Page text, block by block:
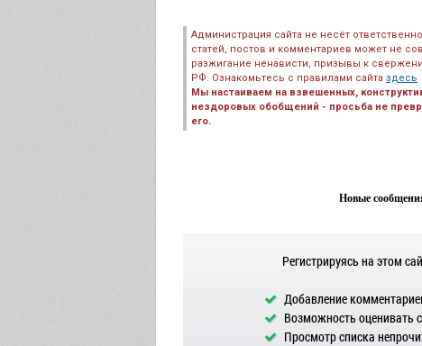
Администрация сайта не несёт
статей, постов и комментариев может не
разжигание ненависти, призывы к
РФ. Ознакомьтесь с правилами сайта здесь
Мы настаиваем на взвешенных,
нездоровых обобщений - просьба не
его.
Новые
Регистрируясь на этом
Добавление
Возможность оценивать
Просмотр списка